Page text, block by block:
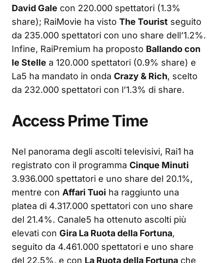
David Gale con 220.000 spettatori (1.3%
share); RaiMovie ha visto The Tourist seguito
da 235.000 spettatori con uno share dell’1.2%.
Infine, RaiPremium ha proposto Ballando con
le Stelle a 120.000 spettatori (0.9% share) e
La5 ha mandato in onda Crazy & Rich, scelto
da 232.000 spettatori con l’1.3% di share.
Access Prime Time
Nel panorama degli ascolti televisivi, Rai1 ha
registrato con il programma Cinque Minuti
3.936.000 spettatori e uno share del 20.1%,
mentre con Affari Tuoi ha raggiunto una
platea di 4.317.000 spettatori con uno share
del 21.4%. Canale5 ha ottenuto ascolti più
elevati con Gira La Ruota della Fortuna,
seguito da 4.461.000 spettatori e uno share
del 22.5%, e con La Ruota della Fortuna che